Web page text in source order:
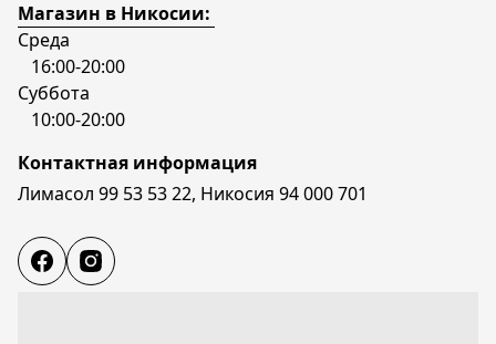
Магазин в Никосии:
Среда
   16:00-20:00
Суббота
   10:00-20:00
Контактная информация
Лимасол 99 53 53 22, Никосия 94 000 701